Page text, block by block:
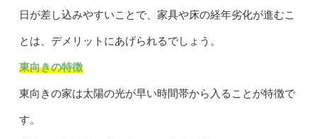
日が差し込みやすいことで、家具や床の経年劣化が進むこ
とは、デメリットにあげられるでしょう。
東向きの特徴
東向きの家は太陽の光が早い時間帯から入ることが特徴で
す。